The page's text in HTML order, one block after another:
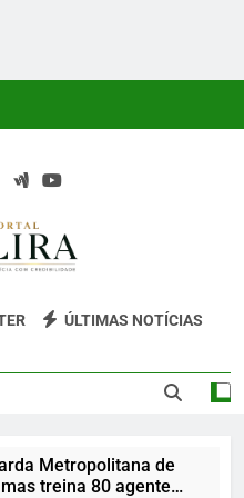
Lira
Lira É Um Site Informativo
Responsabilidade E Uma Boa
ÚLTIMAS NOTÍCIAS
Metropolitana de
treina 80 agentes